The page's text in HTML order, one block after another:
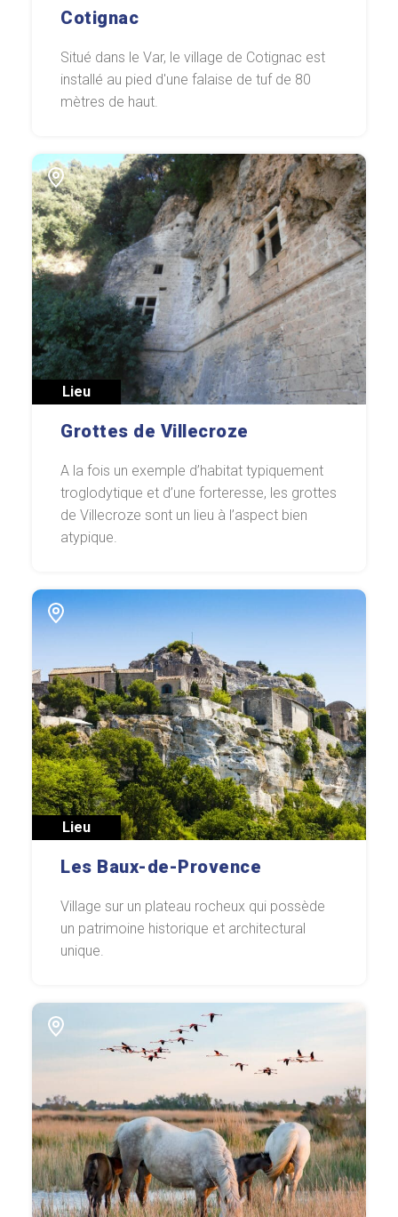
Cotignac
Situé dans le Var, le village de Cotignac est
installé au pied d'une falaise de tuf de 80
mètres de haut.
Lieu
Grottes de Villecroze
A la fois un exemple d’habitat typiquement
troglodytique et d’une forteresse, les grottes
de Villecroze sont un lieu à l’aspect bien
atypique.
Lieu
Les Baux-de-Provence
Village sur un plateau rocheux qui possède
un patrimoine historique et architectural
unique.